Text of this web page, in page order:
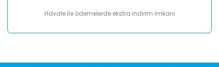
Havale ile ödemelerde ekstra indirim imkanı